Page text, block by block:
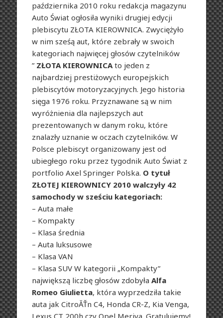
października 2010 roku redakcja magazynu
Auto Świat ogłosiła wyniki drugiej edycji
plebiscytu ZŁOTA KIEROWNICA. Zwyciężyło
w nim sześą aut, które zebrały w swoich
kategoriach najwięcej głosów czytelników
” ZŁOTA KIEROWNICAto jeden z
najbardziej prestiżowych europejskich
plebiscytów motoryzacyjnych. Jego historia
sięga 1976 roku. Przyznawane są w nim
wyróżnienia dla najlepszych aut
prezentowanych w danym roku, które
znalazły uznanie w oczach czytelników. W
Polsce plebiscyt organizowany jest od
ubiegłego roku przez tygodnik Auto Świat z
portfolio Axel Springer Polska. O tytuł
ZŁOTEJ KIEROWNICY 2010 walczyły 42
samochody w sześciu kategoriach:
– Auta małe
– Kompakty
– Klasa średnia
– Auta luksusowe
– Klasa VAN
– Klasa SUV W kategorii „Kompakty”
największą liczbę głosów zdobyła Alfa
Romeo Giulietta, która wyprzedziła takie
auta jak CitroĂŤn C4, Honda CR-Z, Kia Venga,